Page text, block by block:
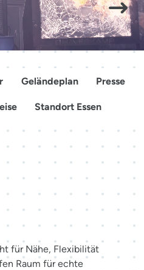
Geländeplan Presse
Standort Essen
Erlebnisse
für Nähe, Flexibilität
Raum für echte